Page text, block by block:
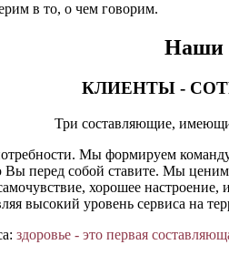
в то, о чем говорим.
Наши
КЛИЕНТЫ -
Три составляющие,
Мы формируем
перед собой ставите. Мы
хорошее
высокий уровень сервиса на
здоровье - это первая